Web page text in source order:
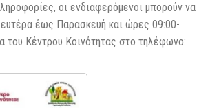
οι ενδιαφερόμενοι μπορούν να
έως Παρασκευή και ώρες 09:00-
του Κέντρου Κοινότητας στο τηλέφωνο: